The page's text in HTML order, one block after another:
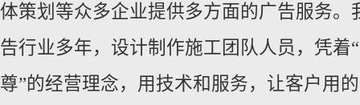
体策划等众多企业提供多方面的广告服务。
告行业多年，设计制作施工团队人员，凭着
尊”的经营理念，用技术和服务，让客户用